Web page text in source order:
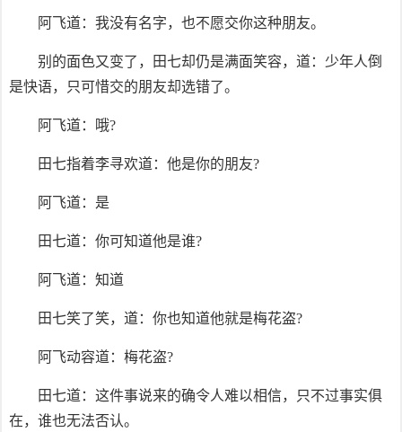
阿飞道：我没有名字，也不愿交你这种朋友。
别的面色又变了，田七却仍是满面笑容，道：少年人倒
是快语，只可惜交的朋友却选错了。
阿飞道：哦?
田七指着李寻欢道：他是你的朋友?
阿飞道：是
田七道：你可知道他是谁?
阿飞道：知道
田七笑了笑，道：你也知道他就是梅花盗?
阿飞动容道：梅花盗?
田七道：这件事说来的确令人难以相信，只不过事实俱
在，谁也无法否认。